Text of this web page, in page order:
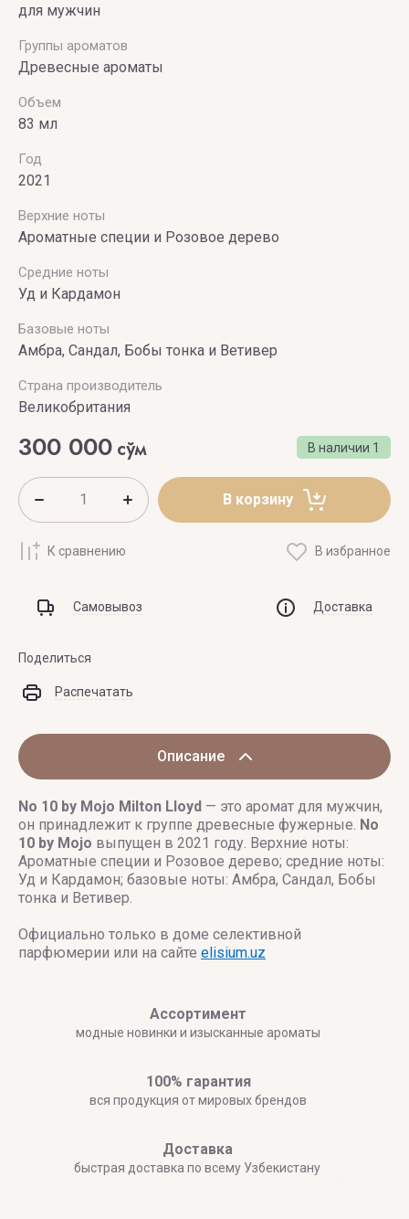
для мужчин
Группы ароматов
Древесные ароматы
Объем
83 мл
Год
2021
Верхние ноты
Ароматные специи и Розовое дерево
Средние ноты
Уд и Кардамон
Базовые ноты
Амбра, Сандал, Бобы тонка и Ветивер
Страна производитель
Великобритания
В наличии 1
300 000 сўм
В корзину
К сравнению В избранное
Самовывоз Доставка
Поделиться
Распечатать
Описание
No 10 by Mojo Milton Lloyd — это аромат для мужчин,
он принадлежит к группе древесные фужерные. No
10 by Mojo выпущен в 2021 году. Верхние ноты:
Ароматные специи и Розовое дерево; средние ноты:
Уд и Кардамон; базовые ноты: Амбра, Сандал, Бобы
тонка и Ветивер.
Официально только в доме селективной
парфюмерии или на сайте elisium.uz
Ассортимент
модные новинки и изысканные ароматы
100% гарантия
вся продукция от мировых брендов
Доставка
быстрая доставка по всему Узбекистану
PARFUMERIE